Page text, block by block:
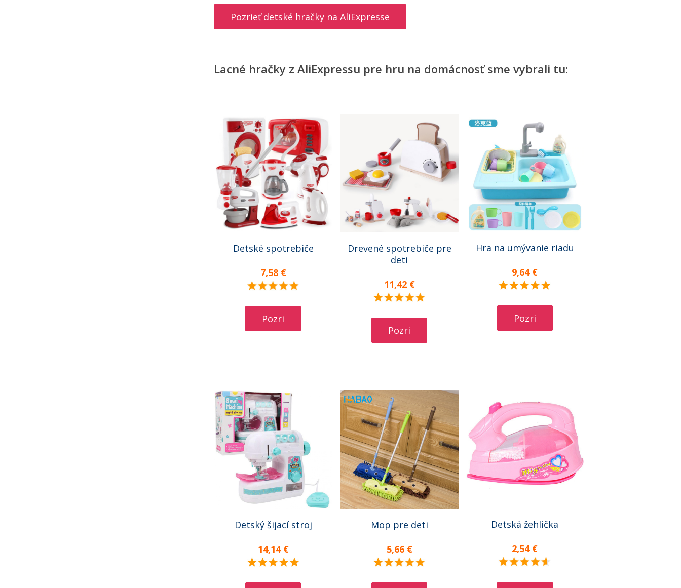
Pozrieť detské hračky na AliExpresse
Lacné hračky z AliExpressu pre hru na domácnosť sme vybrali tu:
Detské spotrebiče
7,58 €
Pozri
Drevené spotrebiče pre
deti
11,42 €
Pozri
Hra na umývanie riadu
9,64 €
Pozri
Detský šijací stroj
14,14 €
Mop pre deti
5,66 €
Detská žehlička
2,54 €